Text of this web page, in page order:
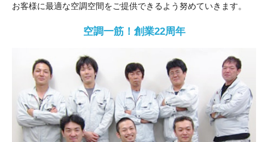
お客様に最適な空調空間をご提供できるよう努めていきます。
空調一筋！創業22周年